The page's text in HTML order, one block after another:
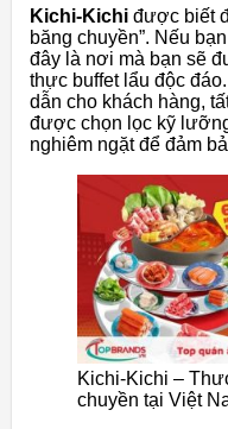
Kichi-Kichi được biết
băng chuyền”. Nếu
đây là nơi mà bạn sẽ
thực buffet lẩu độc
dẫn cho khách hàng,
được chọn lọc kỹ
nghiêm ngặt để đảm
Kichi-Kichi –
chuyền tại Việt